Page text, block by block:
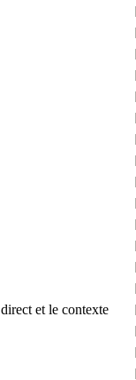
et le contexte